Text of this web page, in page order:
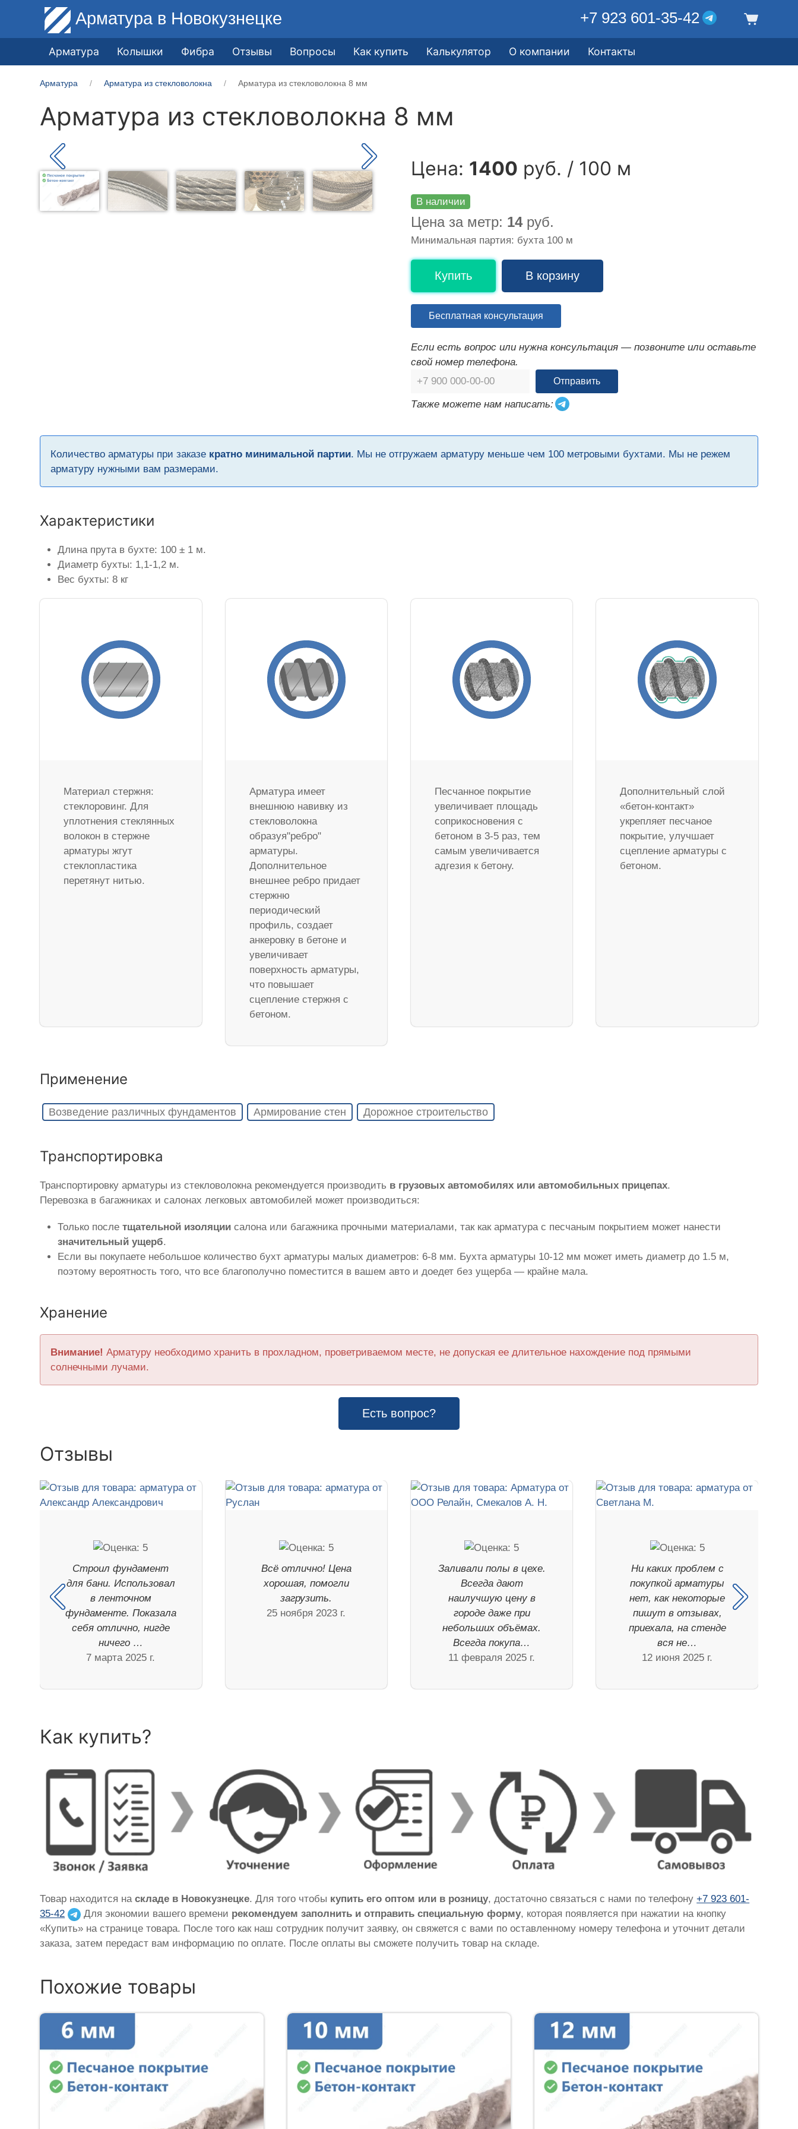
Арматура в Новокузнецке +7 923 601-35-42
Арматура Колышки Фибра Отзывы Вопросы Как купить Калькулятор О компании Контакты
Арматура Арматура из стекловолокна Арматура из стекловолокна 8 мм
Арматура из стекловолокна 8 мм
Цена: 1400 руб. / 100 м
В наличии
Цена за метр: 14руб.
Минимальная партия: бухта 100 м
Купить В корзину
Бесплатная консультация
Если есть вопрос или нужна консультация — позвоните или оставьте
свой номер телефона.
Отправить
Также можете нам написать:
Количество арматуры при заказе кратно минимальной партии. Мы не отгружаем арматуру меньше чем 100 метровыми бухтами. Мы не режем
арматуру нужными вам размерами.
Характеристики
Длина прута в бухте: 100 ± 1 м.
Диаметр бухты: 1,1-1,2 м.
Вес бухты: 8 кг
Материал стержня:
стеклоровинг. Для
уплотнения стеклянных
волокон в стержне
арматуры жгут
стеклопластика
перетянут нитью.
Арматура имеет
внешнюю навивку из
стекловолокна
образуя"ребро"
арматуры.
Дополнительное
внешнее ребро придает
стержню
периодический
профиль, создает
анкеровку в бетоне и
увеличивает
поверхность арматуры,
что повышает
сцепление стержня с
бетоном.
Песчанное покрытие
увеличивает площадь
соприкосновения с
бетоном в 3-5 раз, тем
самым увеличивается
адгезия к бетону.
Дополнительный слой
«бетон-контакт»
укрепляет песчаное
покрытие, улучшает
сцепление арматуры с
бетоном.
Применение
Возведение различных фундаментов Армирование стен Дорожное строительство
Транспортировка
Транспортировку арматуры из стекловолокна рекомендуется производить в грузовых автомобилях или автомобильных прицепах.
Перевозка в багажниках и салонах легковых автомобилей может производиться:
Только послетщательной изоляции салона или багажника прочными материалами, так как арматура с песчаным покрытием может нанести
значительный ущерб.
Если вы покупаете небольшое количество бухт арматуры малых диаметров: 6-8 мм. Бухта арматуры 10-12 мм может иметь диаметр до 1.5 м,
поэтому вероятность того, что все благополучно поместится в вашем авто и доедет без ущерба — крайне мала.
Хранение
Внимание! Арматуру необходимо хранить в прохладном, проветриваемом месте, не допуская ее длительное нахождение под прямыми
солнечными лучами.
Есть вопрос?
Отзывы
Строил фундамент
для бани. Использовал
в ленточном
фундаменте. Показала
себя отлично, нигде
ничего …
7 марта 2025 г.
Всё отлично! Цена
хорошая, помогли
загрузить.
25 ноября 2023 г.
Заливали полы в цехе.
Всегда дают
наилучшую цену в
городе даже при
небольших объёмах.
Всегда покупа…
11 февраля 2025 г.
Ни каких проблем с
покупкой арматуры
нет, как некоторые
пишут в отзывах,
приехала, на стенде
вся не…
12 июня 2025 г.
Как купить?
Товар находится наскладе в Новокузнецке. Для того чтобы купить его оптом или в розницу, достаточно связаться с нами по телефону+7 923 601-
35-42
Для экономии вашего времени рекомендуем заполнить и отправить специальную форму, которая появляется при нажатии на кнопку
«Купить» на странице товара. После того как наш сотрудник получит заявку, он свяжется с вами по оставленному номеру телефона и уточнит детали
заказа, затем передаст вам информацию по оплате. После оплаты вы сможете получить товар на складе.
Похожие товары